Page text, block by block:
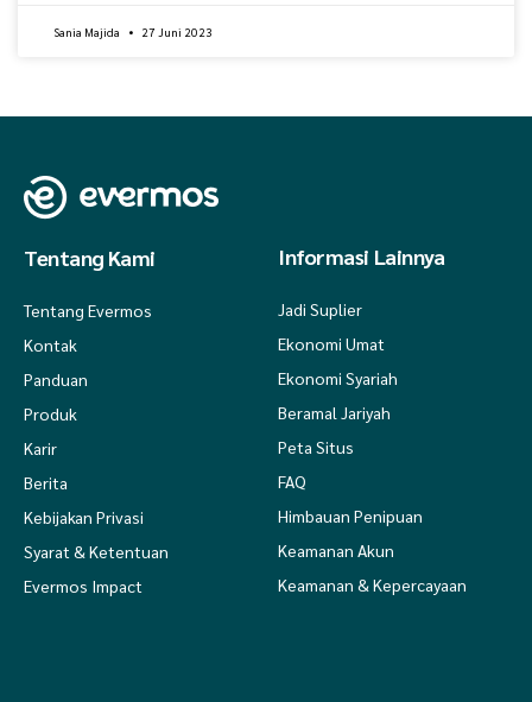
Sania Majida 27 Juni 2023
Tentang Kami
Tentang Evermos
Kontak
Panduan
Produk
Karir
Berita
Kebijakan Privasi
Syarat & Ketentuan
Evermos Impact
Informasi Lainnya
Jadi Suplier
Ekonomi Umat
Ekonomi Syariah
Beramal Jariyah
Peta Situs
FAQ
Himbauan Penipuan
Keamanan Akun
Keamanan & Kepercayaan